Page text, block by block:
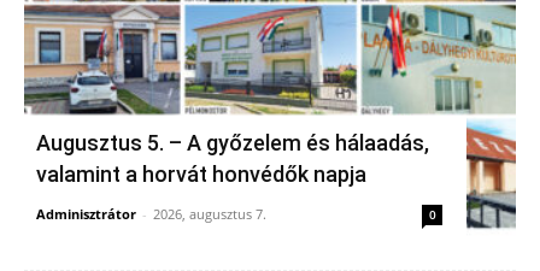
Augusztus 5. – A győzelem és hálaadás,
valamint a horvát honvédők napja
Adminisztrátor - 2026, augusztus 7. 0